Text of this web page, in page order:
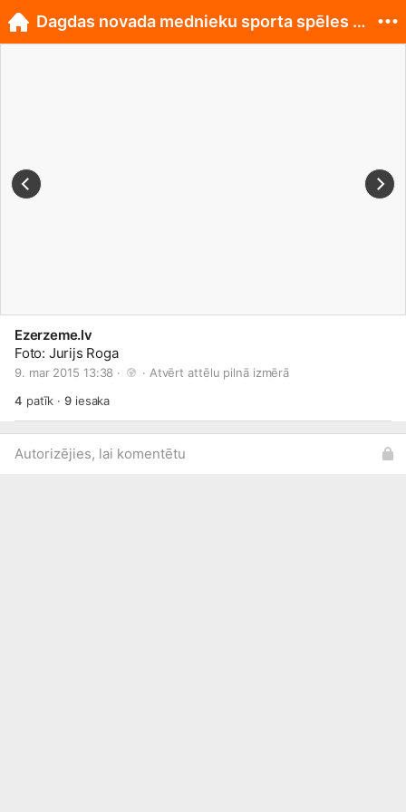
Ezerzeme.lv
Foto: Jurijs Roga
9. mar 2015 13:38 · · Atvērt attēlu pilnā izmērā
4 patīk ·9iesaka
Autorizējies, lai komentētu
Dagdas novada mednieku sporta spēles Andzeļu pagas